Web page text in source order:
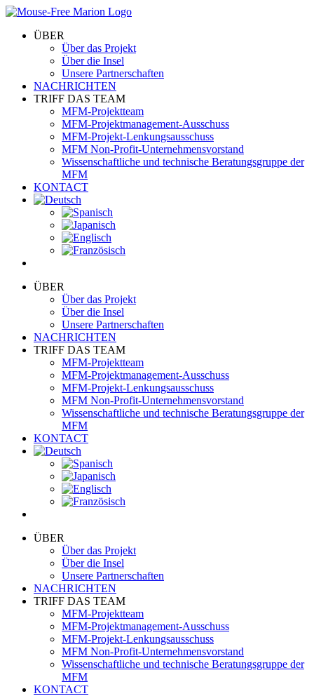
Skip
contentÜBER
Über das Projekt
Über die Insel
Unsere Partnerschaften
NACHRICHTEN
TRIFF DAS TEAM
MFM-Projektteam
MFM-Projektmanagement-Ausschuss
MFM-Projekt-Lenkungsausschuss
MFM Non-Profit-Unternehmensvorstand
Wissenschaftliche und technische Beratungsgruppe der
MFM
KONTACT
ÜBER
Über das Projekt
Über die Insel
Unsere Partnerschaften
NACHRICHTEN
TRIFF DAS TEAM
MFM-Projektteam
MFM-Projektmanagement-Ausschuss
MFM-Projekt-Lenkungsausschuss
MFM Non-Profit-Unternehmensvorstand
Wissenschaftliche und technische Beratungsgruppe der
MFM
KONTACT
ÜBER
Über das Projekt
Über die Insel
Unsere Partnerschaften
NACHRICHTEN
TRIFF DAS TEAM
MFM-Projektteam
MFM-Projektmanagement-Ausschuss
MFM-Projekt-Lenkungsausschuss
MFM Non-Profit-Unternehmensvorstand
Wissenschaftliche und technische Beratungsgruppe der
MFM
KONTACT